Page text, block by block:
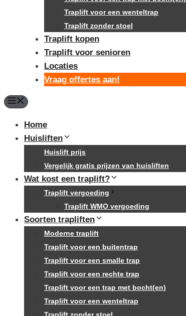
Traplift voor een wenteltrap
Traplift zonder stoel
Traplift kopen
Traplift voor senioren
Locaties
Vraag offertes aan!
Menu
Home
Huisliften
Huislift prijs
Vergelijk gratis prijzen van huisliften
Wat kost een traplift?
Traplift vergoeding
Traplift WMO vergoeding
Soorten trapliften
Moderne traplift
Traplift voor een buitentrap
Traplift voor een smalle trap
Traplift voor een rechte trap
Traplift voor een trap met bocht(en)
Traplift voor een wenteltrap